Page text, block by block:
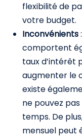
flexibilité de
votre budget.
Inconvénients
comportent
taux d’intérêt
augmenter le
existe
ne pouvez
temps. De
mensuel peut